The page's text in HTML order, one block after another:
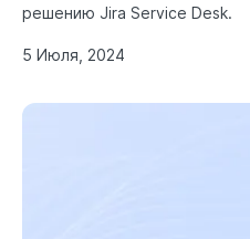
решению Jira Service Desk.
5 Июля, 2024